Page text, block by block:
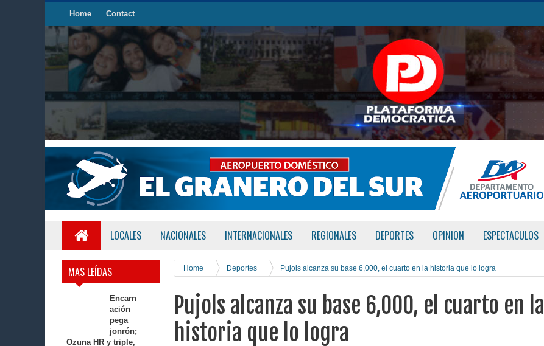
Home Contact
LOCALES NACIONALES INTERNACIONALES REGIONALES DEPORTES OPINION ESPECTACULOS
MAS LEÍDAS
Encarn
ación
pega
jonrón;
Ozuna HR y triple,
Home Deportes Pujols alcanza su base 6,000, el cuarto en la historia que lo logra
Pujols alcanza su base 6,000, el cuarto en la
historia que lo logra